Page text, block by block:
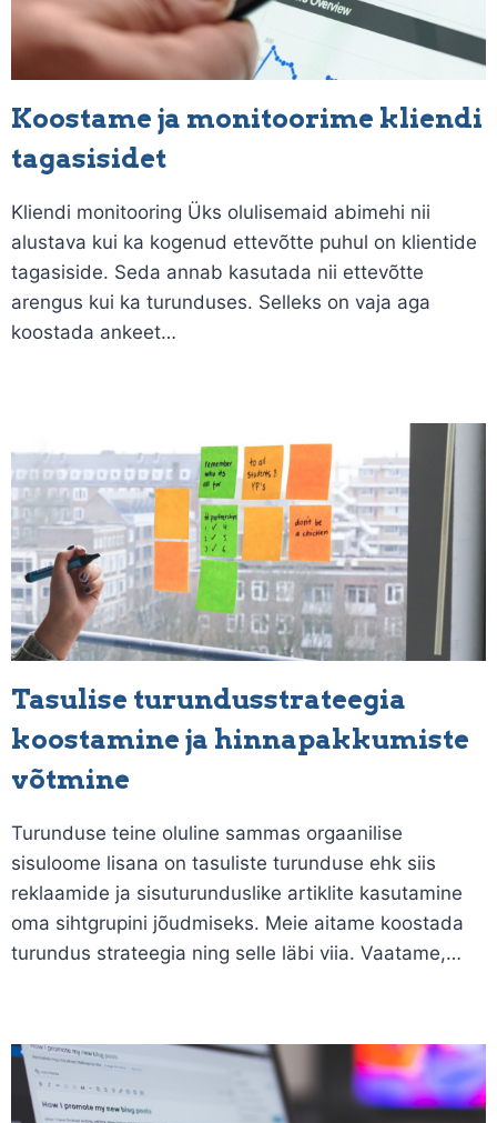
Koostame ja monitoorime kliendi
tagasisidet
Kliendi monitooring Üks olulisemaid abimehi nii
alustava kui ka kogenud ettevõtte puhul on klientide
tagasiside. Seda annab kasutada nii ettevõtte
arengus kui ka turunduses. Selleks on vaja aga
koostada ankeet…
Tasulise turundusstrateegia
koostamine ja hinnapakkumiste
võtmine
Turunduse teine oluline sammas orgaanilise
sisuloome lisana on tasuliste turunduse ehk siis
reklaamide ja sisuturunduslike artiklite kasutamine
oma sihtgrupini jõudmiseks. Meie aitame koostada
turundus strateegia ning selle läbi viia. Vaatame,…